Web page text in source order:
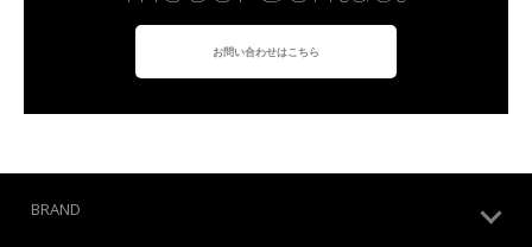
お問い合わせはこちら
BRAND